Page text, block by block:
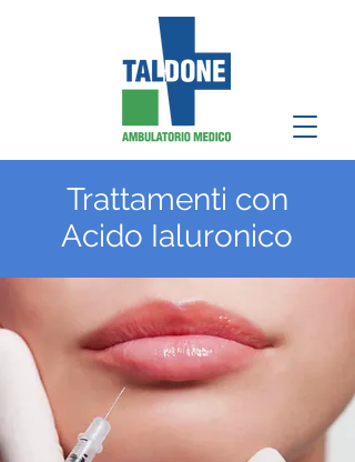
Trattamenti con
Acido Ialuronico